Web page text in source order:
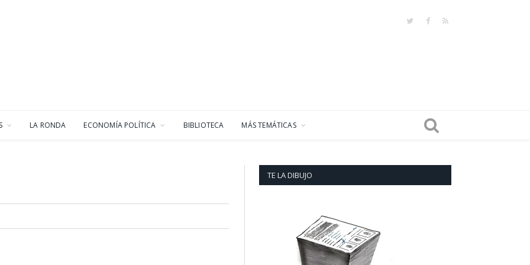
TwitterFacebook
RSS
LA RONDA ECONOMÍA POLÍTICA BIBLIOTECA MÁS TEMÁTICAS
TE LA DIBUJO